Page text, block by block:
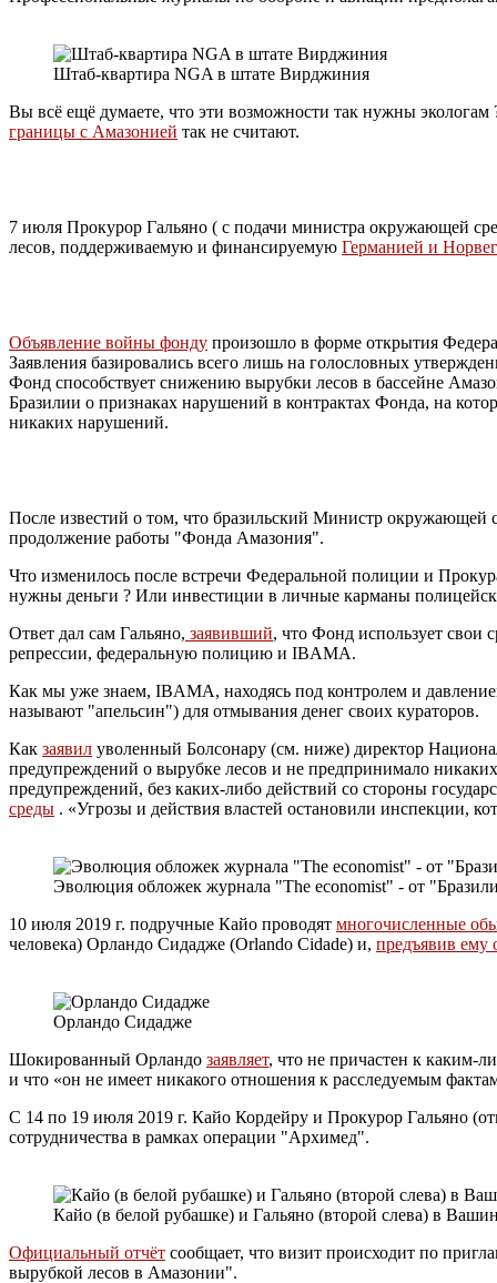
Штаб-квартира NGA в штате Вирджиния
Вы всё ещё думаете, что эти возможности так нужны
границы с Амазонией так не считают.
7 июля Прокурор Гальяно ( с подачи министра окружающей
лесов, поддерживаемую и финансируемую Германией и
Объявление войны фонду произошло в форме открытия
Заявления базировались всего лишь на голословных
Фонд способствует снижению вырубки лесов в бассейне
Бразилии о признаках нарушений в контрактах Фонда, на
никаких нарушений.
После известий о том, что бразильский Министр
продолжение работы "Фонда Амазония".
Что изменилось после встречи Федеральной полиции и
нужны деньги ? Или инвестиции в личные карманы
Ответ дал сам Гальяно, заявивший, что Фонд использует свои
репрессии, федеральную полицию и IBAMA.
Как мы уже знаем, IBAMA, находясь под контролем и
называют "апельсин") для отмывания денег своих кураторов.
Как заявил уволенный Болсонару (см. ниже) директор
предупреждений о вырубке лесов и не предпринимало
предупреждений, без каких-либо действий со стороны
среды . «Угрозы и действия властей остановили инспекции,
Эволюция обложек журнала "The economist" - от
10 июля 2019 г. подручные Кайо проводят многочисленные
человека) Орландо Сидадже (Orlando Cidade) и, предъявив ему
Орландо Сидадже
Шокированный Орландо заявляет, что не причастен к каким-
и что «он не имеет никакого отношения к расследуемым
С 14 по 19 июля 2019 г. Кайо Кордейру и Прокурор Гальяно
сотрудничества в рамках операции "Архимед".
Кайо (в белой рубашке) и Гальяно (второй слева) в
Официальный отчёт сообщает, что визит происходит по
вырубкой лесов в Амазонии".